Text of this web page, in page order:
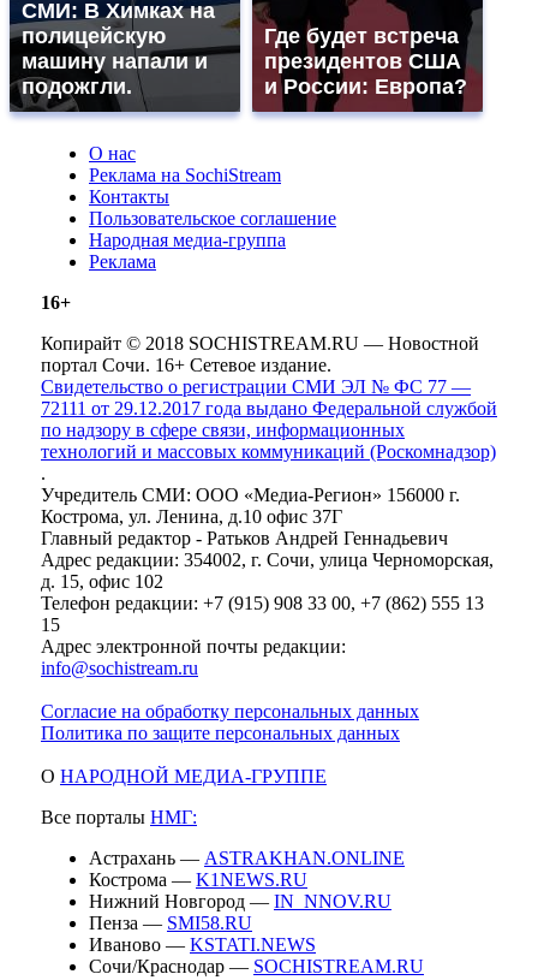
СМИ: В Химках на
полицейскую
машину напали и
подожгли.
Где будет встреча
президентов США
и России: Европа?
О нас
Реклама на SochiStream
Контакты
Пользовательское соглашение
Народная медиа-группа
Реклама
16+
Копирайт © 2018 SOCHISTREAM.RU — Новостной
портал Сочи. 16+ Сетевое издание.
Свидетельство о регистрации СМИ ЭЛ № ФС 77 —
72111 от 29.12.2017 года выдано Федеральной службой
по надзору в сфере связи, информационных
технологий и массовых коммуникаций (Роскомнадзор)
.
Учредитель СМИ: ООО «Медиа-Регион» 156000 г.
Кострома, ул. Ленина, д.10 офис 37Г
Главный редактор - Ратьков Андрей Геннадьевич
Адрес редакции: 354002, г. Сочи, улица Черноморская,
д. 15, офис 102
Телефон редакции: +7 (915) 908 33 00, +7 (862) 555 13
15
Адрес электронной почты редакции:
info@sochistream.ru
Согласие на обработку персональных данных
Политика по защите персональных данных
О НАРОДНОЙ МЕДИА-ГРУППЕ
Все порталы НМГ:
Астрахань — ASTRAKHAN.ONLINE
Кострома — K1NEWS.RU
Нижний Новгород — IN_NNOV.RU
Пенза — SMI58.RU
Иваново — KSTATI.NEWS
Сочи/Краснодар — SOCHISTREAM.RU